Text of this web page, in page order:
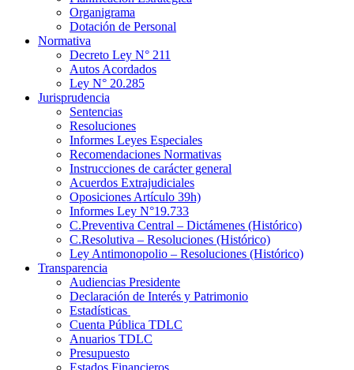
Organigrama
Dotación de Personal
Normativa
Decreto Ley N° 211
Autos Acordados
Ley N° 20.285
Jurisprudencia
Sentencias
Resoluciones
Informes Leyes Especiales
Recomendaciones Normativas
Instrucciones de carácter general
Acuerdos Extrajudiciales
Oposiciones Artículo 39h)
Informes Ley N°19.733
C.Preventiva Central – Dictámenes (Histórico)
C.Resolutiva – Resoluciones (Histórico)
Ley Antimonopolio – Resoluciones (Histórico)
Transparencia
Audiencias Presidente
Declaración de Interés y Patrimonio
Estadísticas
Cuenta Pública TDLC
Anuarios TDLC
Presupuesto